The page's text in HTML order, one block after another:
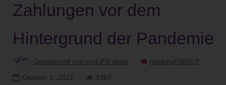
Zahlungen vor dem
Hintergrund der Pandemie
Gesammelt von myLIFE team
me&myFAMILY
Oktober 1, 2021
2367